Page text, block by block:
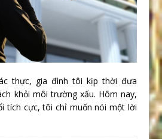
thực, gia đình tôi kịp thời đưa
khỏi môi trường xấu. Hôm nay,
tích cực, tôi chỉ muốn nói một lời